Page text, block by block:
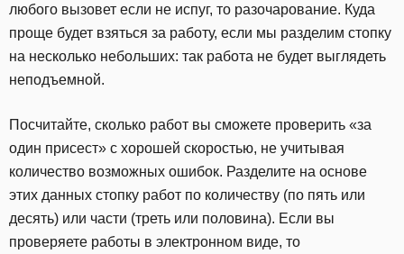
любого вызовет если не испуг, то разочарование. Куда
проще будет взяться за работу, если мы разделим стопку
на несколько небольших: так работа не будет выглядеть
неподъемной.
Посчитайте, сколько работ вы сможете проверить «за
один присест» с хорошей скоростью, не учитывая
количество возможных ошибок. Разделите на основе
этих данных стопку работ по количеству (по пять или
десять) или части (треть или половина). Если вы
проверяете работы в электронном виде, то